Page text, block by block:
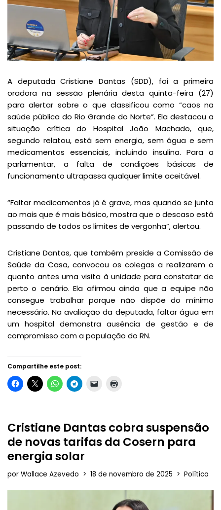
A deputada Cristiane Dantas (SDD), foi a primeira
oradora na sessão plenária desta quinta-feira (27)
para alertar sobre o que classificou como “caos na
saúde pública do Rio Grande do Norte”. Ela destacou a
situação crítica do Hospital João Machado, que,
segundo relatou, está sem energia, sem água e sem
medicamentos essenciais, incluindo insulina. Para a
parlamentar, a falta de condições básicas de
funcionamento ultrapassa qualquer limite aceitável.
“Faltar medicamentos já é grave, mas quando se junta
ao mais que é mais básico, mostra que o descaso está
passando de todos os limites de vergonha”, alertou.
Cristiane Dantas, que também preside a Comissão de
Saúde da Casa, convocou os colegas a realizarem o
quanto antes uma visita à unidade para constatar de
perto o cenário. Ela afirmou ainda que a equipe não
consegue trabalhar porque não dispõe do mínimo
necessário. Na avaliação da deputada, faltar água em
um hospital demonstra ausência de gestão e de
compromisso com a população do RN.
Compartilhe este post:
Cristiane Dantas cobra suspensão
de novas tarifas da Cosern para
energia solar
por Wallace Azevedo 18 de novembro de 2025 Política